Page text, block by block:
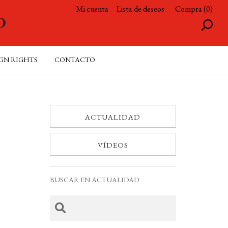
Mi cuenta Lista de deseos Compra (0)
RIGHTS CONTACTO
ACTUALIDAD
VÍDEOS
BUSCAR EN ACTUALIDAD